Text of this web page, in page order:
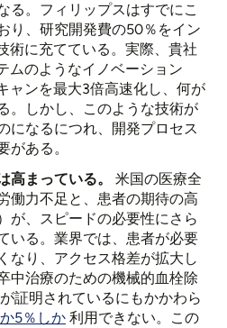
る。フィリップスはすでにこ
り、研究開発費の50％をイン
術に充てている。実際、貴社
ムのようなイノベーション
ャンを最大3倍高速化し、何が
。しかし、このような技術が
になるにつれ、開発プロセス
がある。
高まっている。 米国の医療全
働力不足と、患者の期待の高
が、スピードの必要性にさら
いる。業界では、患者が必要
なり、アクセス格差が拡大し
中治療のための機械的血栓除
証明されているにもかかわら
5％しか 利用できない。この